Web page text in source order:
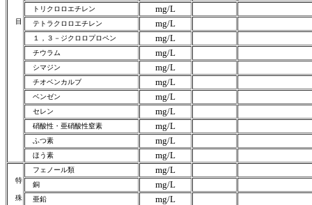
目
トリクロロエチレン mg/L
テトラクロロエチレン mg/L
１，３－ジクロロプロペン mg/L
チウラム mg/L
シマジン mg/L
チオベンカルブ mg/L
ベンゼン mg/L
セレン mg/L
硝酸性・亜硝酸性窒素 mg/L
ふつ素 mg/L
ほう素 mg/L
特
殊
フェノール類 mg/L
銅 mg/L
亜鉛 mg/L